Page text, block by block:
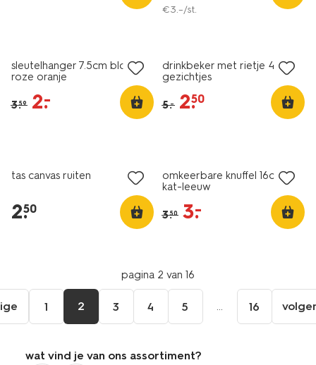
€3.–/st.
sleutelhanger 7.5cm bloem
roze oranje
3.59 2.
–
drinkbeker met rietje 450ml
gezichtjes
5.– 2.
50
tas canvas ruiten
2.
50
omkeerbare knuffel 16cm
kat-leeuw
3.50 3.
–
pagina 2 van 16
1 2 3 4 5 ... 16
wat vind je van ons assortiment?